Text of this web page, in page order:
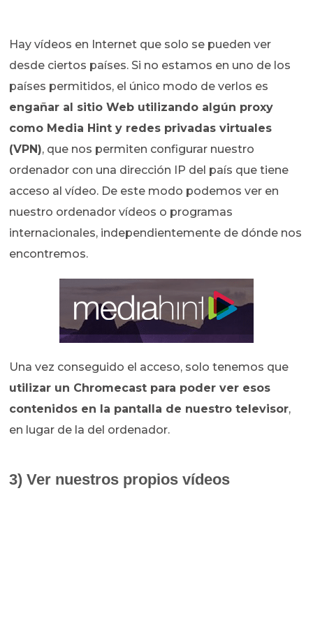
Hay vídeos en Internet que solo se pueden ver
desde ciertos países. Si no estamos en uno de los
países permitidos, el único modo de verlos es
engañar al sitio Web utilizando algún proxy
como Media Hint y redes privadas virtuales
(VPN), que nos permiten configurar nuestro
ordenador con una dirección IP del país que tiene
acceso al vídeo. De este modo podemos ver en
nuestro ordenador vídeos o programas
internacionales, independientemente de dónde nos
encontremos.
Una vez conseguido el acceso, solo tenemos que
utilizar un Chromecast para poder ver esos
contenidos en la pantalla de nuestro televisor,
en lugar de la del ordenador.
3) Ver nuestros propios vídeos